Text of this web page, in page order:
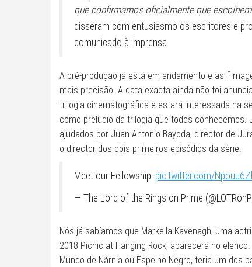
que confirmamos oficialmente que
disseram com entusiasmo os escritores e
comunicado à imprensa.
A pré-produção já está em andamento e as
mais precisão. A data exacta ainda não foi
trilogia cinematográfica e estará interessada na
como prelúdio da trilogia que todos conhecemos.
ajudados por Juan Antonio Bayoda, director de
o director dos dois primeiros episódios da série.
Meet our Fellowship. pic.twitter.com/
— The Lord of the Rings on Prime
Nós já sabíamos que Markella Kavenagh, uma
2018 Picnic at Hanging Rock, aparecerá no
Mundo de Nárnia ou Espelho Negro, teria um dos